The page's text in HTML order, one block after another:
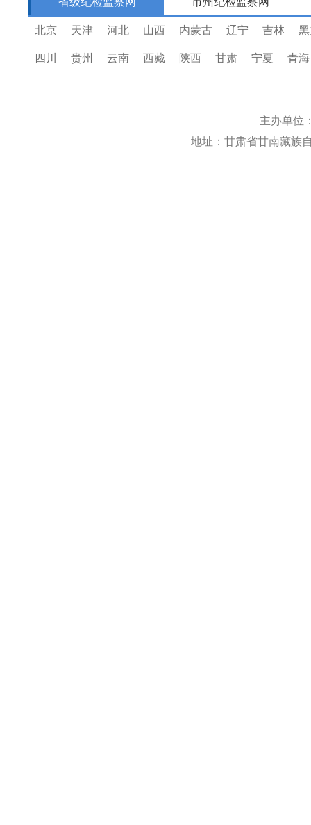
北京 天津 河北 山西 内蒙古 辽宁 吉林
四川 贵州 云南 西藏 陕西 甘肃 宁夏 青海
主办单位
地址：甘肃省甘南藏族